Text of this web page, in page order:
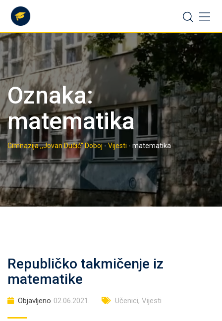
content
Oznaka:
matematika
Gimnazija ,,Jovan Dučić" Doboj - Vijesti - matematika
Republičko takmičenje iz
matematike
Objavljeno 02.06.2021. Učenici, Vijesti